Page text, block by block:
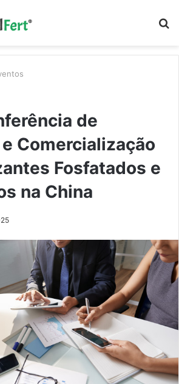
de
Comercialização
Fosfatados e
na China